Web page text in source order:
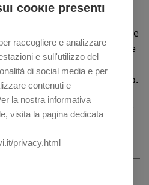
professionale"
che aiuta a valorizzare
strumenti di comunicazione
costruzione di reti di
efficace di riposizionamento.
sui corsi, visitare
oppure scrivere a
alla data di pubblicazione
cookie presenti
raccogliere e analizzare
e sull'utilizzo del
di social media e per
contenuti e
la nostra informativa
visita la pagina dedicata
privacy.html